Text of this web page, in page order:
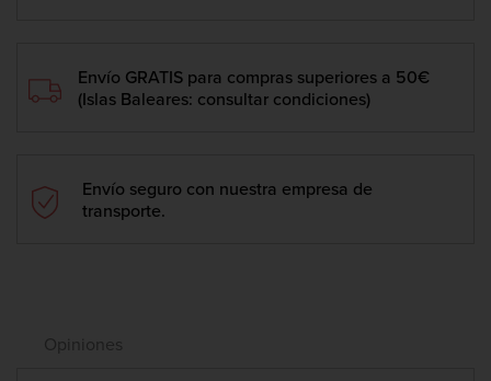
Envío GRATIS para compras superiores a 50€
(Islas Baleares: consultar condiciones)
Envío seguro con nuestra empresa de
transporte.
Opiniones